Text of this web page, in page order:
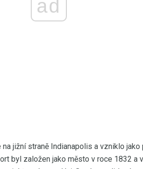
ad
jižní straně Indianapolis a vzniklo
byl založen jako město v roce 1832 a